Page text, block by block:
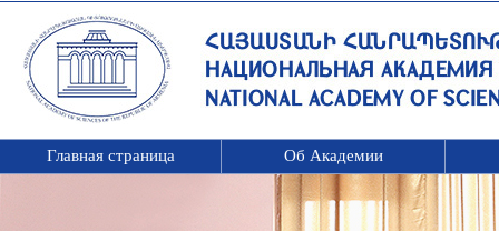
Главная страница Об Академии